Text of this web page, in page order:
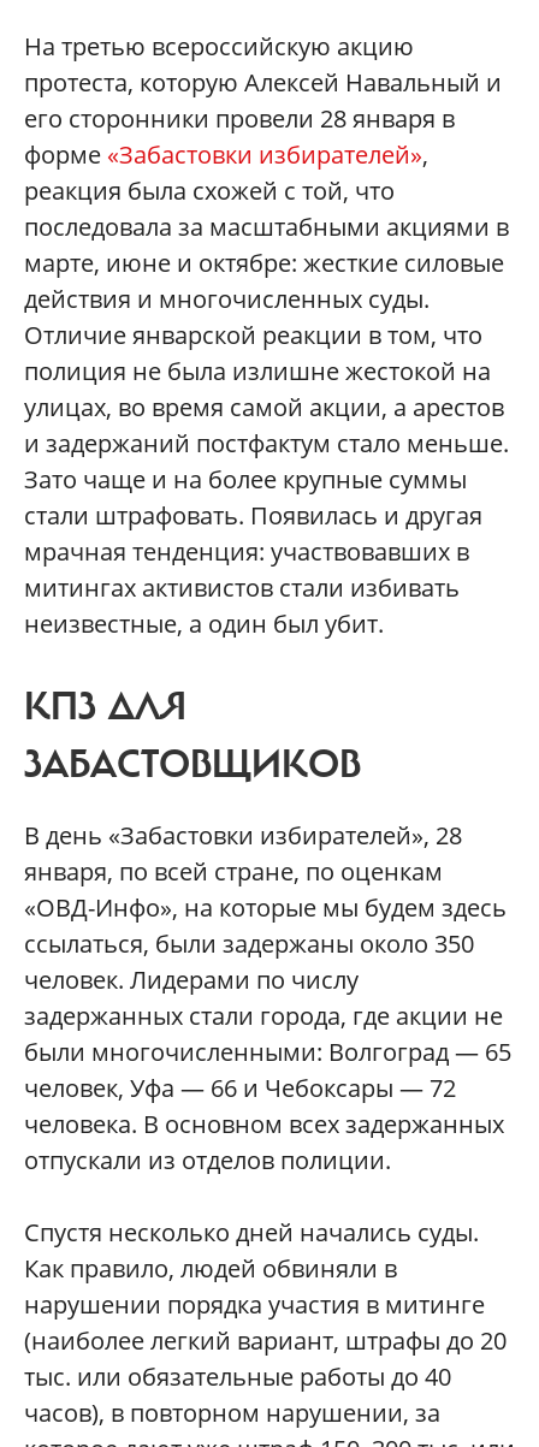
На третью всероссийскую акцию
протеста, которую Алексей Навальный и
его сторонники провели 28 января в
форме «Забастовки избирателей»,
реакция была схожей c той, что
последовала за масштабными акциями в
марте, июне и октябре: жесткие силовые
действия и многочисленных суды.
Отличие январской реакции в том, что
полиция не была излишне жестокой на
улицах, во время самой акции, а арестов
и задержаний постфактум стало меньше.
Зато чаще и на более крупные суммы
стали штрафовать. Появилась и другая
мрачная тенденция: участвовавших в
митингах активистов стали избивать
неизвестные, а один был убит.
КПЗ ДЛЯ
ЗАБАСТОВЩИКОВ
В день «Забастовки избирателей», 28
января, по всей стране, по оценкам
«ОВД-Инфо», на которые мы будем здесь
ссылаться, были задержаны около 350
человек. Лидерами по числу
задержанных стали города, где акции не
были многочисленными: Волгоград — 65
человек, Уфа — 66 и Чебоксары — 72
человека. В основном всех задержанных
отпускали из отделов полиции.
Спустя несколько дней начались суды.
Как правило, людей обвиняли в
нарушении порядка участия в митинге
(наиболее легкий вариант, штрафы до 20
тыс. или обязательные работы до 40
часов), в повторном нарушении, за